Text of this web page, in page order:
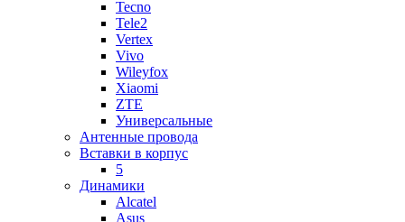
Tecno
Tele2
Vertex
Vivo
Wileyfox
Xiaomi
ZTE
Универсальные
Антенные провода
Вставки в корпус
5
Динамики
Alcatel
Asus